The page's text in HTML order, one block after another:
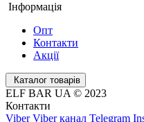
Інформація
Опт
Контакти
Акції
Каталог товарів
ELF BAR UA © 2023
Контакти
Viber Viber канал Telegram